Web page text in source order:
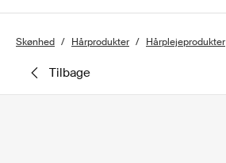
Skønhed Hårprodukter Hårplejeprodukter
tilbage